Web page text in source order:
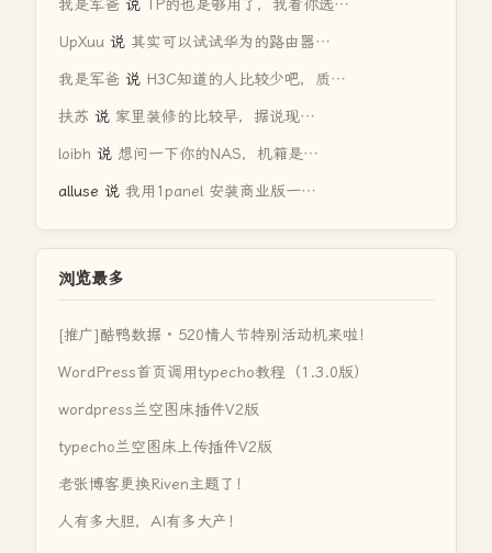
我是军爸 说 TP的也是够用了，我看你选…
UpXuu 说 其实可以试试华为的路由器…
我是军爸 说 H3C知道的人比较少吧，质…
扶苏 说 家里装修的比较早，据说现…
loibh 说 想问一下你的NAS，机箱是…
alluse 说 我用1panel 安装商业版一…
浏览最多
[推广]酷鸭数据 · 520情人节特别活动机来啦！
WordPress首页调用typecho教程（1.3.0版）
wordpress兰空图床插件V2版
typecho兰空图床上传插件V2版
老张博客更换Riven主题了！
人有多大胆，AI有多大产！